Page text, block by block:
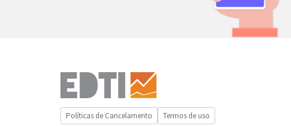
Políticas de Cancelamento Termos de uso